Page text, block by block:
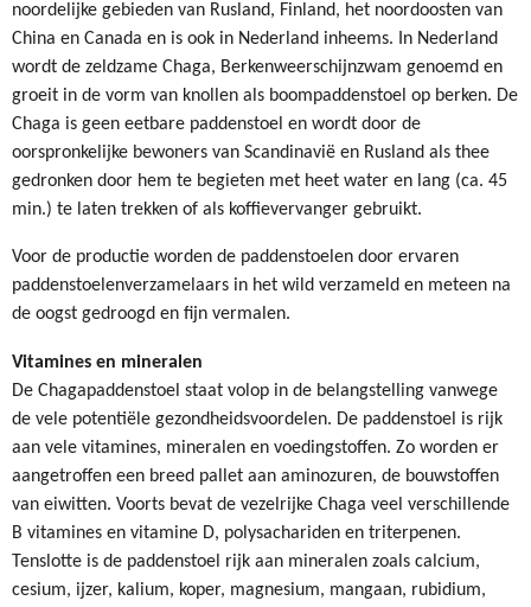
noordelijke gebieden van Rusland, Finland, het noordoosten van
China en Canada en is ook in Nederland inheems. In Nederland
wordt de zeldzame Chaga, Berkenweerschijnzwam genoemd en
groeit in de vorm van knollen als boompaddenstoel op berken. De
Chaga is geen eetbare paddenstoel en wordt door de
oorspronkelijke bewoners van Scandinavië en Rusland als thee
gedronken door hem te begieten met heet water en lang (ca. 45
min.) te laten trekken of als koffievervanger gebruikt.
Voor de productie worden de paddenstoelen door ervaren
paddenstoelenverzamelaars in het wild verzameld en meteen na
de oogst gedroogd en fijn vermalen.
Vitamines en mineralen
De Chagapaddenstoel staat volop in de belangstelling vanwege
de vele potentiële gezondheidsvoordelen. De paddenstoel is rijk
aan vele vitamines, mineralen en voedingstoffen. Zo worden er
aangetroffen ‎een breed pallet aan aminozuren, de bouwstoffen
van eiwitten. Voorts bevat de vezelrijke Chaga veel verschillende
B vitamines en vitamine D‎, polysachariden en triterpenen.
Tenslotte is de paddenstoel rijk aan mineralen zoals calcium,
cesium, ‎ijzer, ‎kalium‎, ‎koper, magnesium, mangaan, rubidium‎,